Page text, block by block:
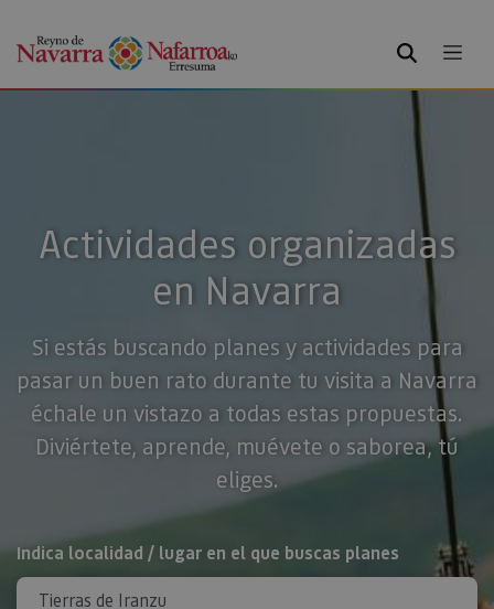
BUSCAR
Actividades organizadas
en Navarra
Si estás buscando planes y actividades para
pasar un buen rato durante tu visita a Navarra
échale un vistazo a todas estas propuestas.
Diviértete, aprende, muévete o saborea, tú
eliges.
BUSCAR
Indica localidad / lugar en el que buscas planes